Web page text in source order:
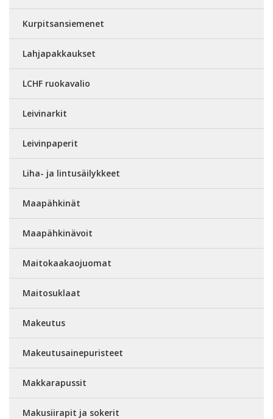
Kurpitsansiemenet
Lahjapakkaukset
LCHF ruokavalio
Leivinarkit
Leivinpaperit
Liha- ja lintusäilykkeet
Maapähkinät
Maapähkinävoit
Maitokaakaojuomat
Maitosuklaat
Makeutus
Makeutusainepuristeet
Makkarapussit
Makusiirapit ja sokerit